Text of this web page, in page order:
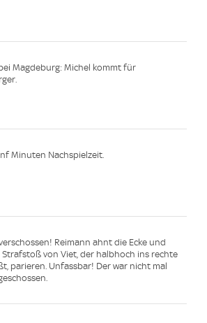
Magdeburg: Michel kommt für
Minuten Nachspielzeit.
Reimann ahnt die Ecke und
Strafstoß von Viet, der halbhoch ins rechte
parieren. Unfassbar! Der war nicht mal